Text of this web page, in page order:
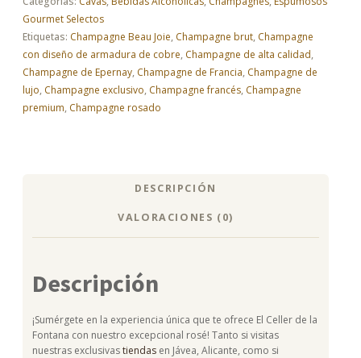
Gourmet Selectos
Etiquetas: Champagne Beau Joie, Champagne brut, Champagne
con diseño de armadura de cobre, Champagne de alta calidad,
Champagne de Epernay, Champagne de Francia, Champagne de
lujo, Champagne exclusivo, Champagne francés, Champagne
premium, Champagne rosado
DESCRIPCIÓN
VALORACIONES (0)
Descripción
¡Sumérgete en la experiencia única que te ofrece El Celler de la
Fontana con nuestro excepcional rosé! Tanto si visitas
nuestras exclusivastiendas en Jávea, Alicante, como si